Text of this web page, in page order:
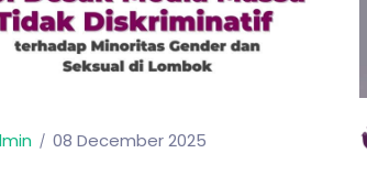
08 December 2025